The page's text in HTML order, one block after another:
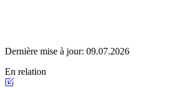
Dernière mise à jour: 09.07.2026
En relation